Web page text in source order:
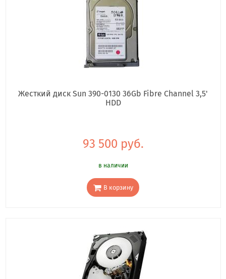
Жесткий диск Sun 390-0130 36Gb Fibre Channel 3,5'
HDD
93 500 руб.
в наличии
В корзину